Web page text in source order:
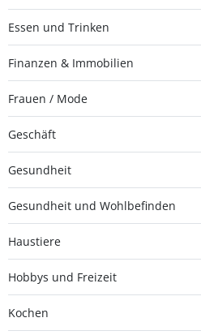
Essen und Trinken
Finanzen & Immobilien
Frauen / Mode
Geschäft
Gesundheit
Gesundheit und Wohlbefinden
Haustiere
Hobbys und Freizeit
Kochen